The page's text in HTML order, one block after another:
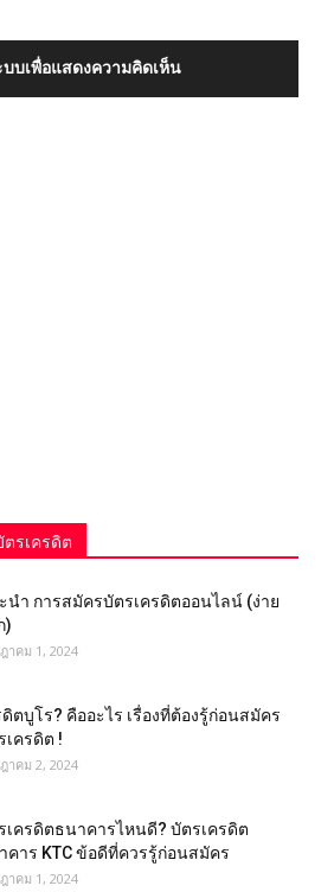
บบเพื่อแสดงความคิดเห็น
รเครดิต
นำ การสมัครบัตรเครดิตออนไลน์ (ง่าย
)
าคม 1, 2024
ดิตบูโร? คืออะไร เรื่องที่ต้องรู้ก่อนสมัคร
เครดิต !
าคม 2, 2024
เครดิตธนาคารไหนดี? บัตรเครดิต
คาร KTC ข้อดีที่ควรรู้ก่อนสมัคร
าคม 1, 2024